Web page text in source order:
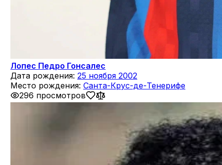
Лопес Педро Гонсалес
Дата рождения: 25 ноября 2002
Место рождения: Санта-Крус-де-Тенерифе
296 просмотров